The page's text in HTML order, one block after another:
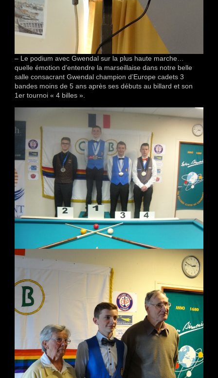
– Le podium avec Gwendal sur la plus haute marche…
quelle émotion d’entendre la marseillaise dans notre belle
salle consacrant Gwendal champion d’Europe cadets 3
bandes moins de 5 ans après ses débuts au billard et son
1er tournoi « 4 billes ».